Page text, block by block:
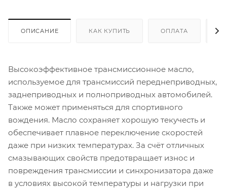
ОПИСАНИЕ КАК КУПИТЬ ОПЛАТА
Высокоэффективное трансмиссионное масло,
используемое для трансмиссий переднеприводных,
заднеприводных и полноприводных автомобилей.
Также может применяться для спортивного
вождения. Масло сохраняет хорошую текучесть и
обеспечивает плавное переключение скоростей
даже при низких температурах. За счёт отличных
смазывающих свойств предотвращает износ и
повреждения трансмиссии и синхронизатора даже
в условиях высокой температуры и нагрузки при